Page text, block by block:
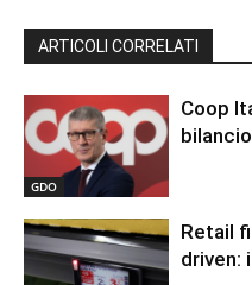
ARTICOLI CORRELATI
GDO
Coop
Retail
driven: